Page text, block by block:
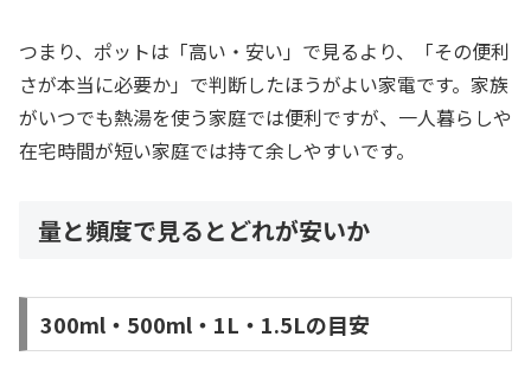
つまり、ポットは「高い・安い」で見るより、「その便利
さが本当に必要か」で判断したほうがよい家電です。家族
がいつでも熱湯を使う家庭では便利ですが、一人暮らしや
在宅時間が短い家庭では持て余しやすいです。
量と頻度で見るとどれが安いか
300ml・500ml・1L・1.5Lの目安